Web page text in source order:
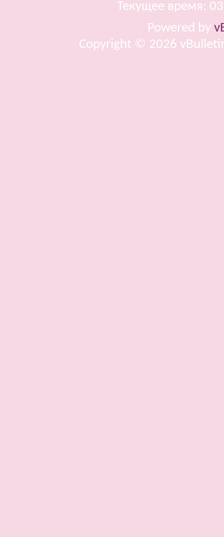
Текущее время:
Powered by
Copyright © 2026